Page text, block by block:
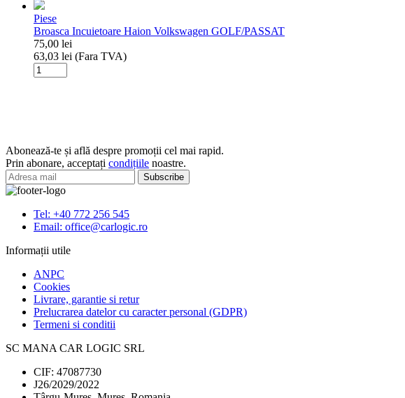
AUDI
A4
2000>2004/
A4
B7
2004>2008/
Piese
Broasca Incuietoare Haion Volkswagen GOLF/PASSAT
75,00 lei
63,03 lei (Fara TVA)
Cantitate
Broasca
Abonează-te și află despre promoții cel mai rapid.
Prin abonare, acceptați condițiile noastre.
Tel: +40 772 256 545
Email: office@carlogic.ro
Informații utile
ANPC
Cookies
Livrare, garantie si retur
Prelucrarea datelor cu caracter personal (GDPR)
Termeni si conditii
SC MANA CAR LOGIC SRL
CIF: 47087730
J26/2029/2022